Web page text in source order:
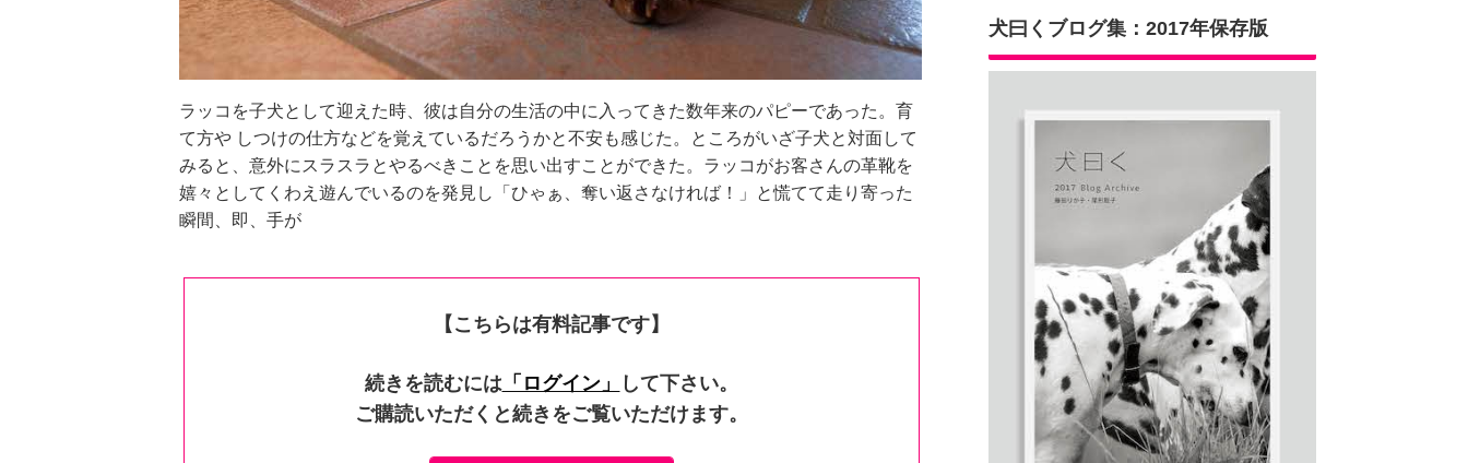
ラッコを子犬として迎えた時、彼は自分の生活の中に入ってきた数年来のパピーであった。育
て方や しつけの仕方などを覚えているだろうかと不安も感じた。ところがいざ子犬と対面して
みると、意外にスラスラとやるべきことを思い出すことができた。ラッコがお客さんの革靴を
嬉々としてくわえ遊んでいるのを発見し「ひゃぁ、奪い返さなければ！」と慌てて走り寄った
瞬間、即、手が
【こちらは有料記事です】
続きを読むには 「ログイン」
して下さい。
ご購読いただくと続きをご覧いただけます。
犬曰くブログ集：2017年保存版